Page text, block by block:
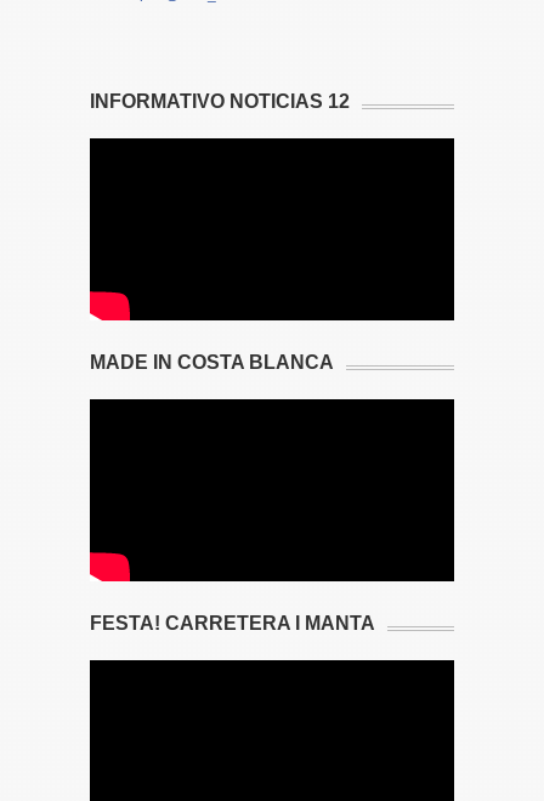
INFORMATIVO NOTICIAS 12
MADE IN COSTA BLANCA
FESTA! CARRETERA I MANTA